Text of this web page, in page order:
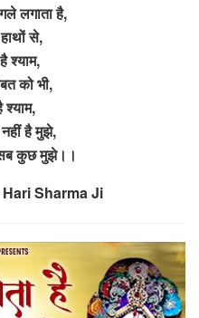
लगाता है,
से,
श्याम,
को भी,
श्याम,
नहीं है मुझे,
सब कुछ मुझे।।
Sharma Ji